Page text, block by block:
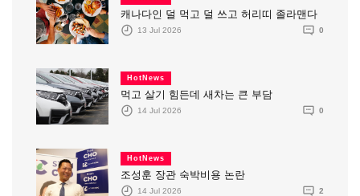
캐나다인 덜 먹고 덜 쓰고 허리띠 졸라맨다
13 Jul 2026 0
HotNews
먹고 살기 힘든데 새차는 큰 부담
14 Jul 2026 0
HotNews
조성훈 장관 숙박비용 논란
14 Jul 2026 2